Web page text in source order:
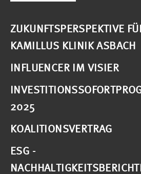
ZUKUNFTSPERSPEKTIVE
KAMILLUS KLINIK ASBACH
INFLUENCER IM VISIER
2025
KOALITIONSVERTRAG
ESG -